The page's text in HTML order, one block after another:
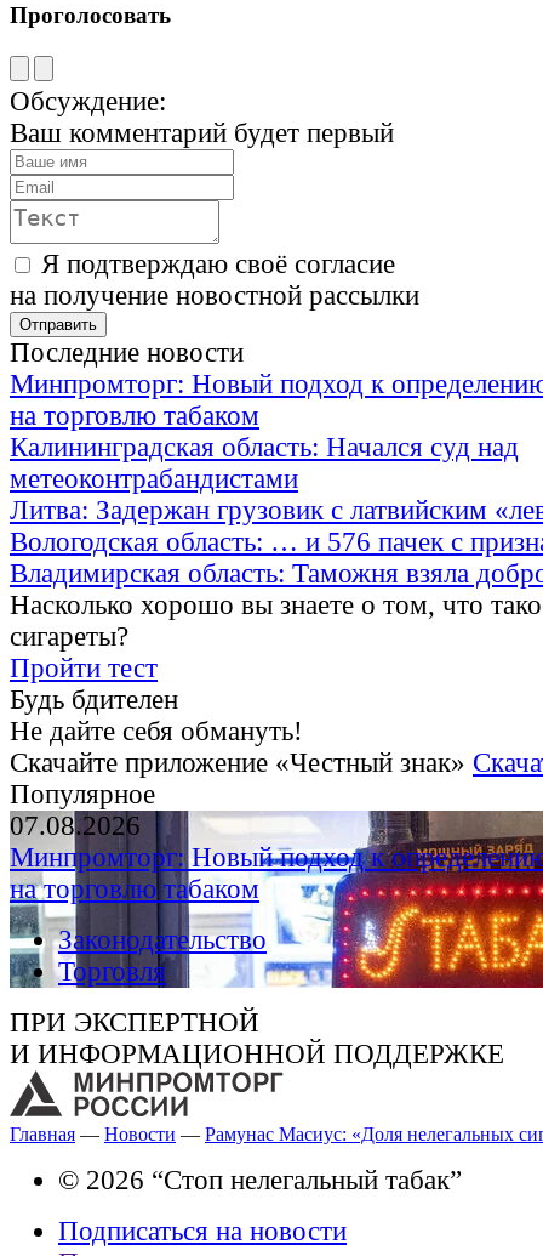
Проголосовать
Обсуждение:
Ваш комментарий будет первый
Я подтверждаю своё согласие
на получение новостной рассылки
Последние новости
Минпромторг: Новый подход к
на торговлю табаком
Калининградская область: Начался суд над
метеоконтрабандистами
Литва: Задержан грузовик с латвийским
Вологодская область: … и 576 пачек с
Владимирская область: Таможня взяла
Насколько хорошо вы знаете о том, что
сигареты?
Пройти тест
Будь бдителен
Не дайте себя обмануть!
Скачайте приложение «Честный знак»
Популярное
07.08.2026
Минпромторг: Новый подход к
на торговлю табаком
Законодательство
Торговля
ПРИ ЭКСПЕРТНОЙ
И ИНФОРМАЦИОННОЙ ПОДДЕРЖКЕ
Главная — Новости — Рамунас Масиус: «Доля нелегальных
© 2026 “Стоп нелегальный табак”
Подписаться на новости